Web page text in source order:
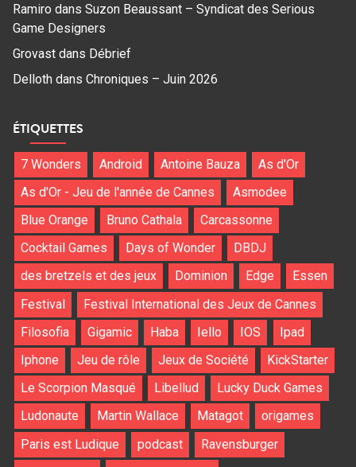
Ramiro dans Suzon Beaussant – Syndicat des Serious
Game Designers
Grovast dans Débrief
Delloth dans Chroniques – Juin 2026
ÉTIQUETTES
7 Wonders Android Antoine Bauza
As d'Or
As d'Or - Jeu de l'année de Cannes
Asmodee
Blue Orange
Bruno Cathala
Carcassonne
Cocktail Games
Days of Wonder
DBDJ
des bretzels et des jeux
Dominion Edge
Essen
Festival
Festival International des Jeux de Cannes
Filosofia
Gigamic Haba Iello IOS
Ipad
Iphone
Jeu de rôle Jeux de Société
KickStarter
Le Scorpion Masqué
Libellud
Lucky Duck Games
Ludonaute
Martin Wallace Matagot
origames
Paris est Ludique
podcast
Ravensburger